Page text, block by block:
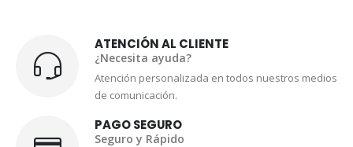
ATENCIÓN AL CLIENTE
¿Necesita ayuda?
Atención personalizada en todos nuestros medios
de comunicación.
PAGO SEGURO
Seguro y Rápido